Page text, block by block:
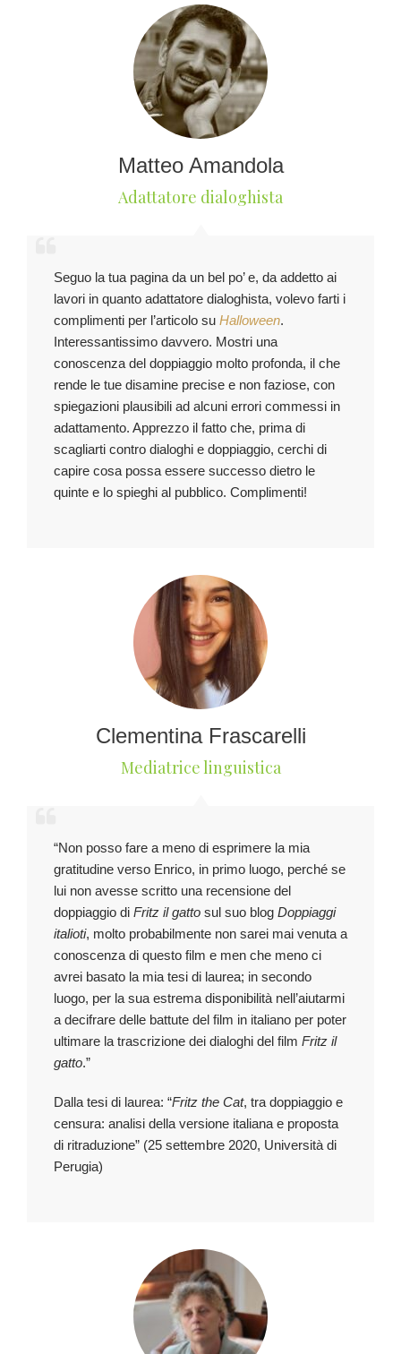
Matteo Amandola
Adattatore dialoghista
Seguo la tua pagina da un bel po’ e, da addetto ai
lavori in quanto adattatore dialoghista, volevo farti i
complimenti per l’articolo su Halloween.
Interessantissimo davvero. Mostri una
conoscenza del doppiaggio molto profonda, il che
rende le tue disamine precise e non faziose, con
spiegazioni plausibili ad alcuni errori commessi in
adattamento. Apprezzo il fatto che, prima di
scagliarti contro dialoghi e doppiaggio, cerchi di
capire cosa possa essere successo dietro le
quinte e lo spieghi al pubblico. Complimenti!
Clementina Frascarelli
Mediatrice linguistica
“Non posso fare a meno di esprimere la mia
gratitudine verso Enrico, in primo luogo, perché se
lui non avesse scritto una recensione del
doppiaggio di Fritz il gatto sul suo blog Doppiaggi
italioti, molto probabilmente non sarei mai venuta a
conoscenza di questo film e men che meno ci
avrei basato la mia tesi di laurea; in secondo
luogo, per la sua estrema disponibilità nell’aiutarmi
a decifrare delle battute del film in italiano per poter
ultimare la trascrizione dei dialoghi del film Fritz il
gatto.”
Dalla tesi di laurea: “Fritz the Cat, tra doppiaggio e
censura: analisi della versione italiana e proposta
di ritraduzione” (25 settembre 2020, Università di
Perugia)